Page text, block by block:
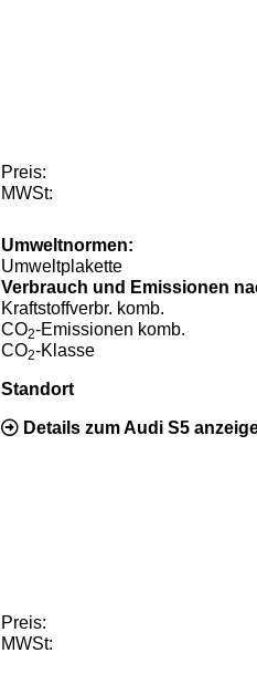
Preis:
MWSt:
Umweltnormen:
Umweltplakette
Verbrauch und Emissionen
Kraftstoffverbr. komb.
CO2-Emissionen komb.
CO2-Klasse
Standort
Details zum Audi S5
Preis:
MWSt: